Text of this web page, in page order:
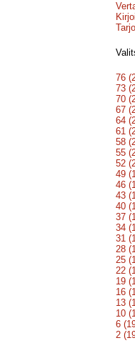
76
73
70
67
64
61
58
55
52
49
46
43
40
37
34
31
28
25
22
19
16
13
10
6
2